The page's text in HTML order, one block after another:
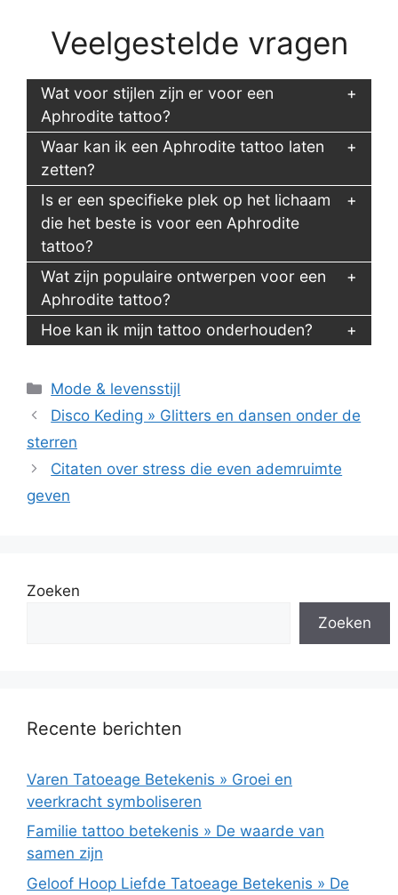
Veelgestelde vragen
Wat voor stijlen zijn er voor een
Aphrodite tattoo?
Waar kan ik een Aphrodite tattoo laten
zetten?
Is er een specifieke plek op het lichaam
die het beste is voor een Aphrodite
tattoo?
Wat zijn populaire ontwerpen voor een
Aphrodite tattoo?
Hoe kan ik mijn tattoo onderhouden?
Categorieën
Mode & levensstijl
Disco Keding » Glitters en dansen onder de
sterren
Citaten over stress die even ademruimte
geven
Zoeken
Zoeken
Recente berichten
Varen Tatoeage Betekenis » Groei en
veerkracht symboliseren
Familie tattoo betekenis » De waarde van
samen zijn
Geloof Hoop Liefde Tatoeage Betekenis » De